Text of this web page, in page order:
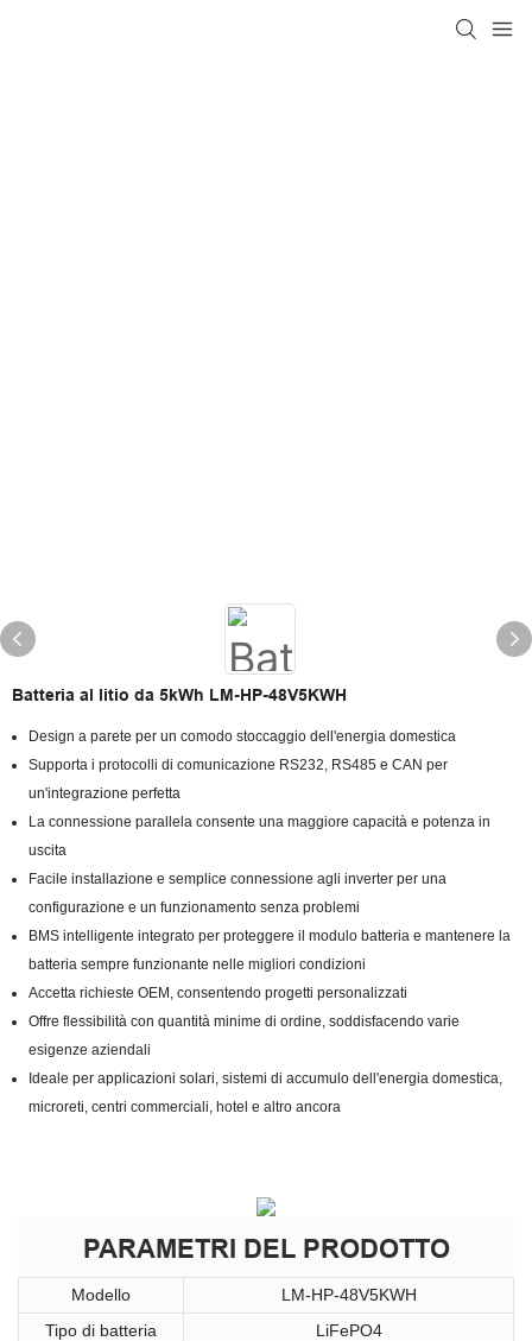
Batteria al litio da 5kWh LM-HP-48V5KWH
Design a parete per un comodo stoccaggio dell'energia domestica
Supporta i protocolli di comunicazione RS232, RS485 e CAN per
un'integrazione perfetta
La connessione parallela consente una maggiore capacità e potenza in
uscita
Facile installazione e semplice connessione agli inverter per una
configurazione e un funzionamento senza problemi
BMS intelligente integrato per proteggere il modulo batteria e mantenere la
batteria sempre funzionante nelle migliori condizioni
Accetta richieste OEM, consentendo progetti personalizzati
Offre flessibilità con quantità minime di ordine, soddisfacendo varie
esigenze aziendali
Ideale per applicazioni solari, sistemi di accumulo dell'energia domestica,
microreti, centri commerciali, hotel e altro ancora
PARAMETRI DEL PRODOTTO
Modello
LM-HP-48V5KWH
Tipo di batteria
LiFePO4